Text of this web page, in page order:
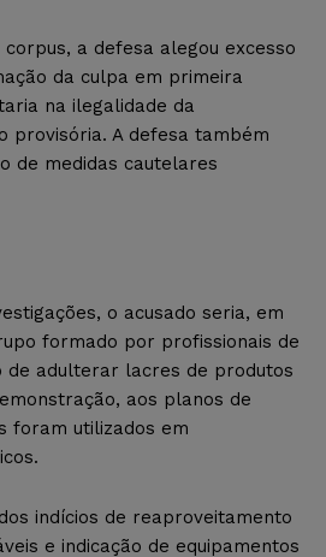
a defesa alegou excesso
da culpa em primeira
na ilegalidade da
provisória. A defesa também
de medidas cautelares
o acusado seria, em
formado por profissionais de
de adulterar lacres de produtos
aos planos de
foram utilizados em
indícios de reaproveitamento
e indicação de equipamentos